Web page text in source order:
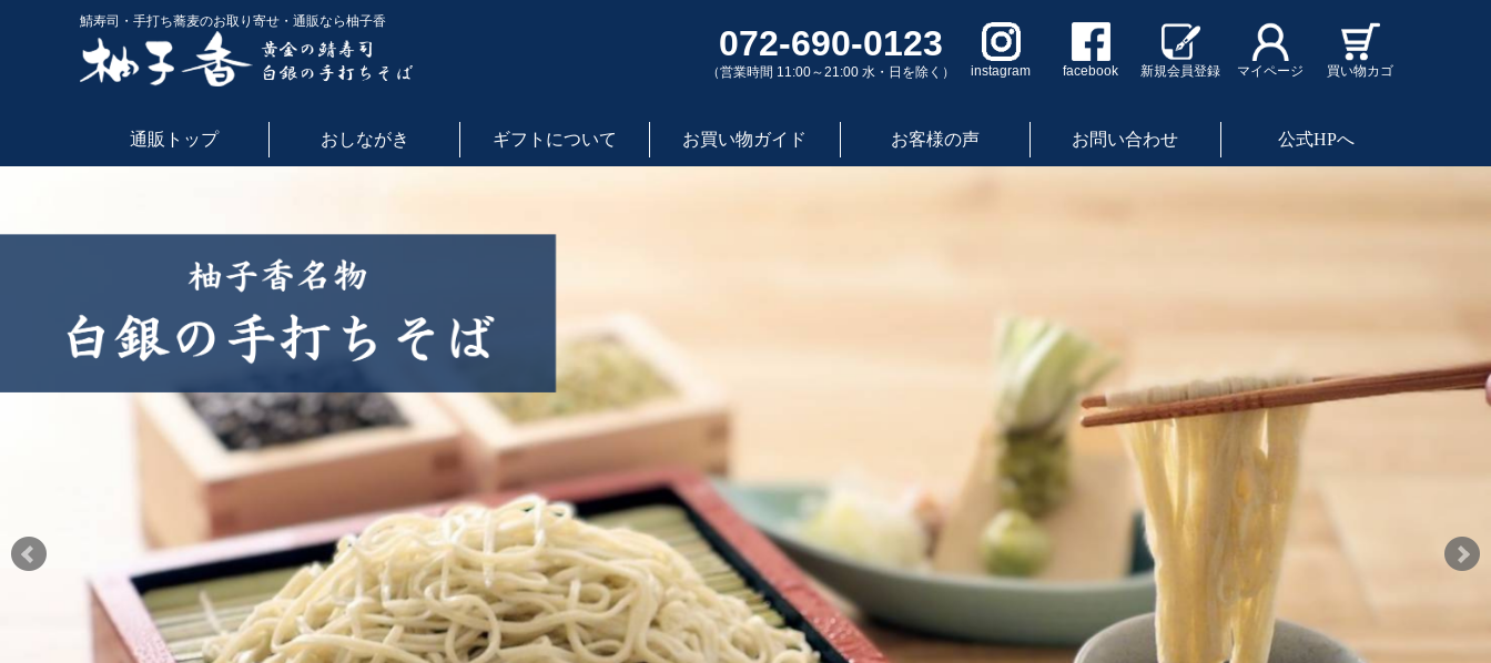
鯖寿司・手打ち蕎麦のお取り寄せ・通販なら柚子香
072-690-0123
（営業時間 11:00～21:00 水・日を除く） instagram facebook 新規会員登録 マイページ 買い物カゴ
通販トップ おしながき ギフトについて お買い物ガイド お客様の声 お問い合わせ 公式HPへ